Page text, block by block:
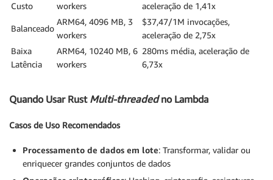
Custo
workers
aceleração de 1,41x
Balanceado
ARM64, 4096 MB, 3
workers
$37,47/1M invocações,
aceleração de 2,75x
Baixa
Latência
ARM64, 10240 MB, 6
workers
280ms média, aceleração de
6,73x
Quando Usar Rust Multi-threadedno Lambda
Casos de Uso Recomendados
Processamento de dados em lote: Transformar, validar ou
enriquecer grandes conjuntos de dados